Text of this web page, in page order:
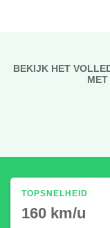
BEKIJK HET
TOPSNELHEID
160 km/u